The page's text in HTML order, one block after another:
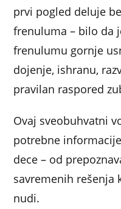
prvi pogled deluje
frenuluma – bilo da
frenulumu gornje
dojenje, ishranu,
pravilan raspored
Ovaj sveobuhvatni
potrebne
dece – od
savremenih rešenja
nudi.